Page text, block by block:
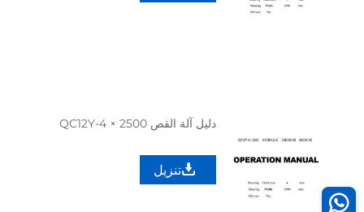
دليل آلة القص QC12Y-4 × 2500
تنزيل